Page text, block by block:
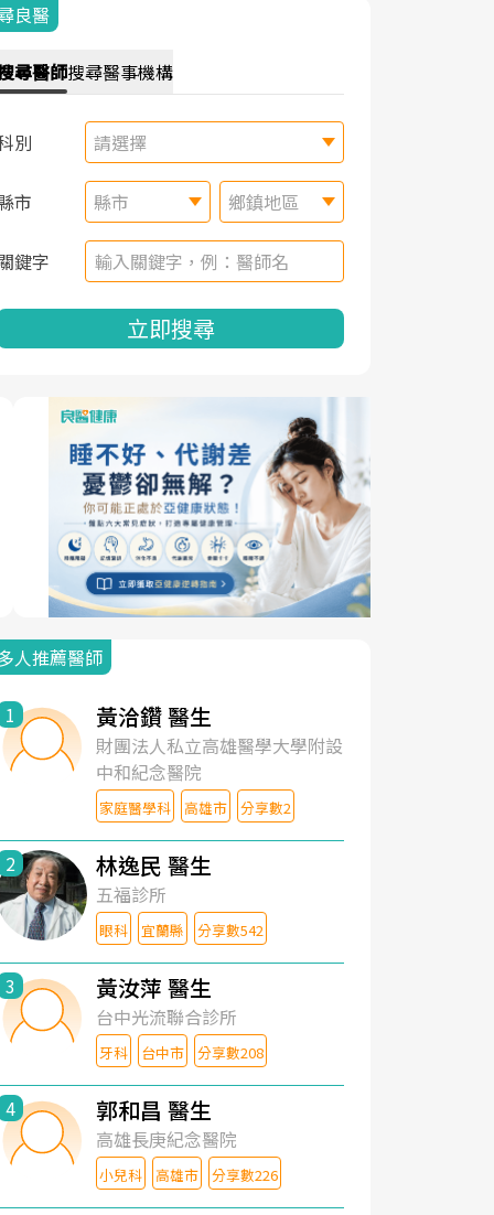
良醫
尋醫師搜尋醫事機構
別 請選擇
市 縣市 鄉鎮地區
鍵字
立即搜尋
人推薦醫師
1 黃洽鑽 醫生
財團法人私立高雄醫學大學附設
中和紀念醫院
家庭醫學科 高雄市 分享數2
2 林逸民 醫生
五福診所
眼科 宜蘭縣 分享數542
3 黃汝萍 醫生
台中光流聯合診所
牙科 台中市 分享數208
4 郭和昌 醫生
高雄長庚紀念醫院
小兒科 高雄市 分享數226